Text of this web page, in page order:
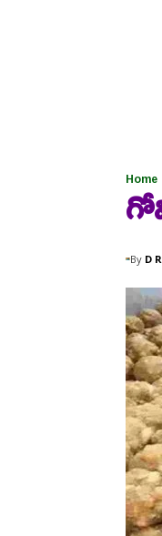
Home
By D